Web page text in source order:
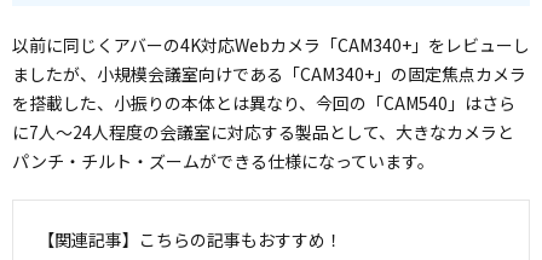
以前に同じくアバーの4K対応Webカメラ「CAM340+」をレビューし
ましたが、小規模会議室向けである「CAM340+」の固定焦点カメラ
を搭載した、小振りの本体とは異なり、今回の「CAM540」はさら
に7人～24人程度の会議室に対応する製品として、大きなカメラと
パンチ・チルト・ズームができる仕様になっています。
【関連記事】こちらの記事もおすすめ！